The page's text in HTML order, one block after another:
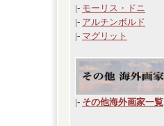
|- モーリス・ドニ
|- アルチンボルド
|- マグリット
|- その他海外画家一覧